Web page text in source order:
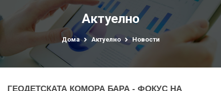
Актуелно
Дома Актуелно Новости
ГЕОДЕТСКАТА КОМОРА БАРА - ФОКУС НА